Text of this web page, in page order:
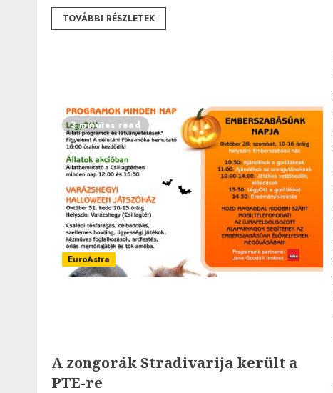
TOVÁBBI RÉSZLETEK
3 minutes read
EuroAstra
A zongorák Stradivarija került a
PTE-re